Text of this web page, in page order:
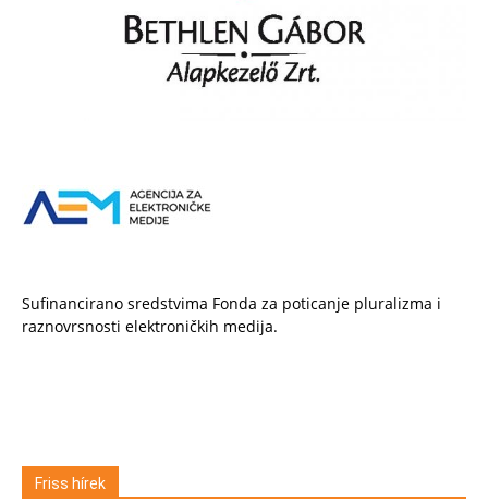
Sufinancirano sredstvima Fonda za poticanje pluralizma i
raznovrsnosti elektroničkih medija.
Friss hírek